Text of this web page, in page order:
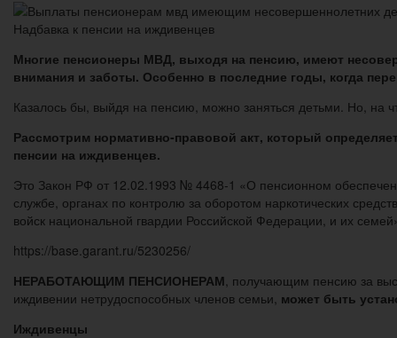
Надбавка к пенсии на иждивенцев
Многие пенсионеры МВД, выходя на пенсию, имеют
внимания и заботы. Особенно в последние годы, когда
Казалось бы, выйдя на пенсию, можно заняться детьми. Но, на
Рассмотрим нормативно-правовой акт, который
пенсии на иждивенцев.
Это Закон РФ от 12.02.1993 № 4468-1 «О пенсионном
службе, органах по контролю за оборотом наркотических
войск национальной гвардии Российской Федерации, и их
https://base.garant.ru/5230256/
НЕРАБОТАЮЩИМ ПЕНСИОНЕРАМ , получающим пенсию за
иждивении нетрудоспособных членов семьи, может быть
Иждивенцы